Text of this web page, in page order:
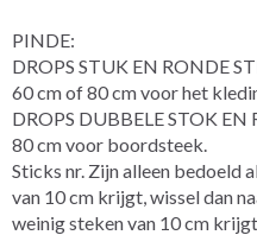
PINDE:
DROPS STUK EN RONDE
60 cm of 80 cm voor het
DROPS DUBBELE STOK
80 cm voor boordsteek.
Sticks nr. Zijn alleen bedoeld
van 10 cm krijgt, wissel dan
weinig steken van 10 cm